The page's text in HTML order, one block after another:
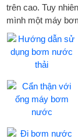
trên cao. Tuy
mình một máy